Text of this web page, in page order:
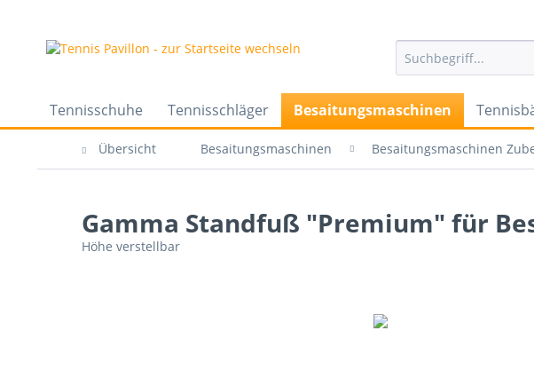
Tennisschuhe Tennisschläger Besaitungsmaschinen
Übersicht Besaitungsmaschinen Besaitungsmaschinen
Gamma Standfuß "Premium" für
Höhe verstellbar